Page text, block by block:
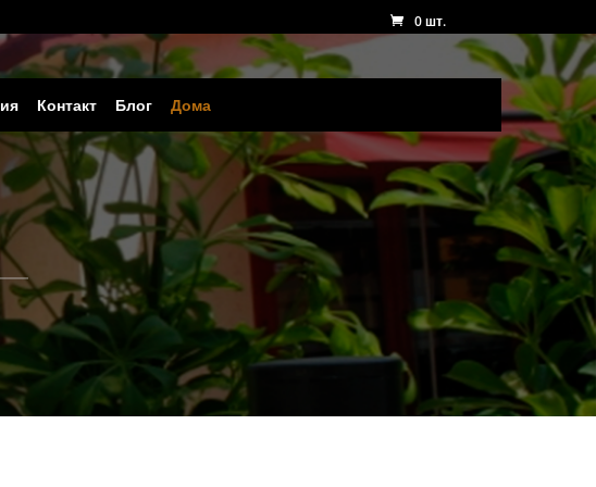
0 шт.
Контакт Блог Дома